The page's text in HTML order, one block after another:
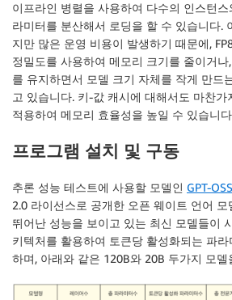
이프라인 병렬을 사용하여 다수의 인스턴
라미터를 분산해서 로딩을 할 수 있습니다.
지만 많은 운영 비용이 발생하기 때문에,
정밀도를 사용하여 메모리 크기를 줄이거
를 유지하면서 모델 크기 자체를 작게 만드
고 있습니다. 키-값 캐시에 대해서도 마찬
적용하여 메모리 효율성을 높일 수 있습니
프로그램 설치 및 구동
추론 성능 테스트에 사용할 모델인 GPT-OSS
2.0 라이선스로 공개한 오픈 웨이트 언어 모
뛰어난 성능을 보이고 있는 최신 모델들이
키텍처를 활용하여 토큰당 활성화되는 파
하며, 아래와 같은 120B와 20B 두가지 모델